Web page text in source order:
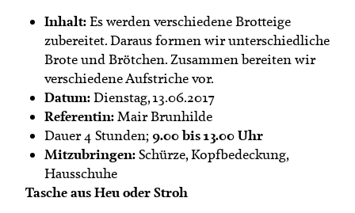
Inhalt:Es werden verschiedene Brotteige
zubereitet. Daraus formen wir unterschiedliche
Brote und Brötchen. Zusammen bereiten wir
verschiedene Aufstriche vor.
Datum:Dienstag, 13.06.2017
Referentin:Mair Brunhilde
Dauer 4 Stunden;9.00 bis 13.00 Uhr
Mitzubringen:Schürze, Kopfbedeckung,
Hausschuhe
Tasche aus Heu oder Stroh